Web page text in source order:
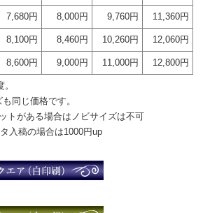
7,680円 8,000円 9,760円 11,360円
8,100円 8,460円 10,260円 12,060円
8,600円 9,000円 11,000円 12,800円
同じ価格です。
トがある場合はノビサイズは不可
入稿の場合は1000円up